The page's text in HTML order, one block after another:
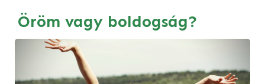
Öröm vagy boldogság?